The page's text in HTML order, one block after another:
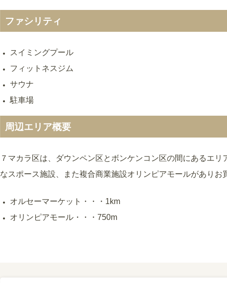
ファシリティ
スイミングプール
フィットネスジム
サウナ
駐車場
周辺エリア概要
７マカラ区は、ダウンペン区とボンケンコン区の間にあるエ
なスポース施設、また複合商業施設オリンピアモールがありお
オルセーマーケット・・・1km
オリンピアモール・・・750m